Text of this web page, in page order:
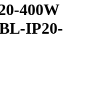
400W
IP20-